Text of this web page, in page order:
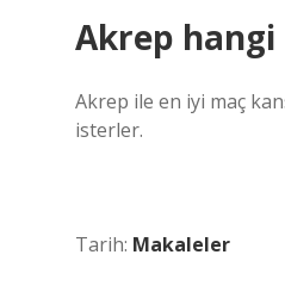
Akrep
Akrep ile en iyi maç
isterler.
Tarih: Makaleler